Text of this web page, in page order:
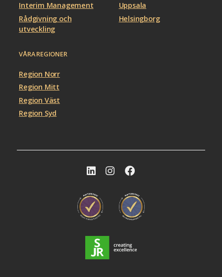
Interim Management
Rådgivning och
utveckling
Uppsala
Helsingborg
VÅRA REGIONER
Region Norr
Region Mitt
Region Väst
Region Syd